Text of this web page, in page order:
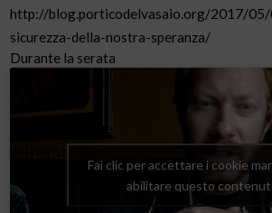
http://blog.porticodelvasaio.org/2017/
sicurezza-della-nostra-speranza/
Durante la serata
avremo anche la
possibilità di
ascoltare la voce
domande sul film
Fai clic per accettare i cookie
abilitare questo